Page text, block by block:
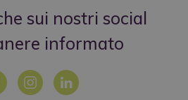
sui nostri social
informato